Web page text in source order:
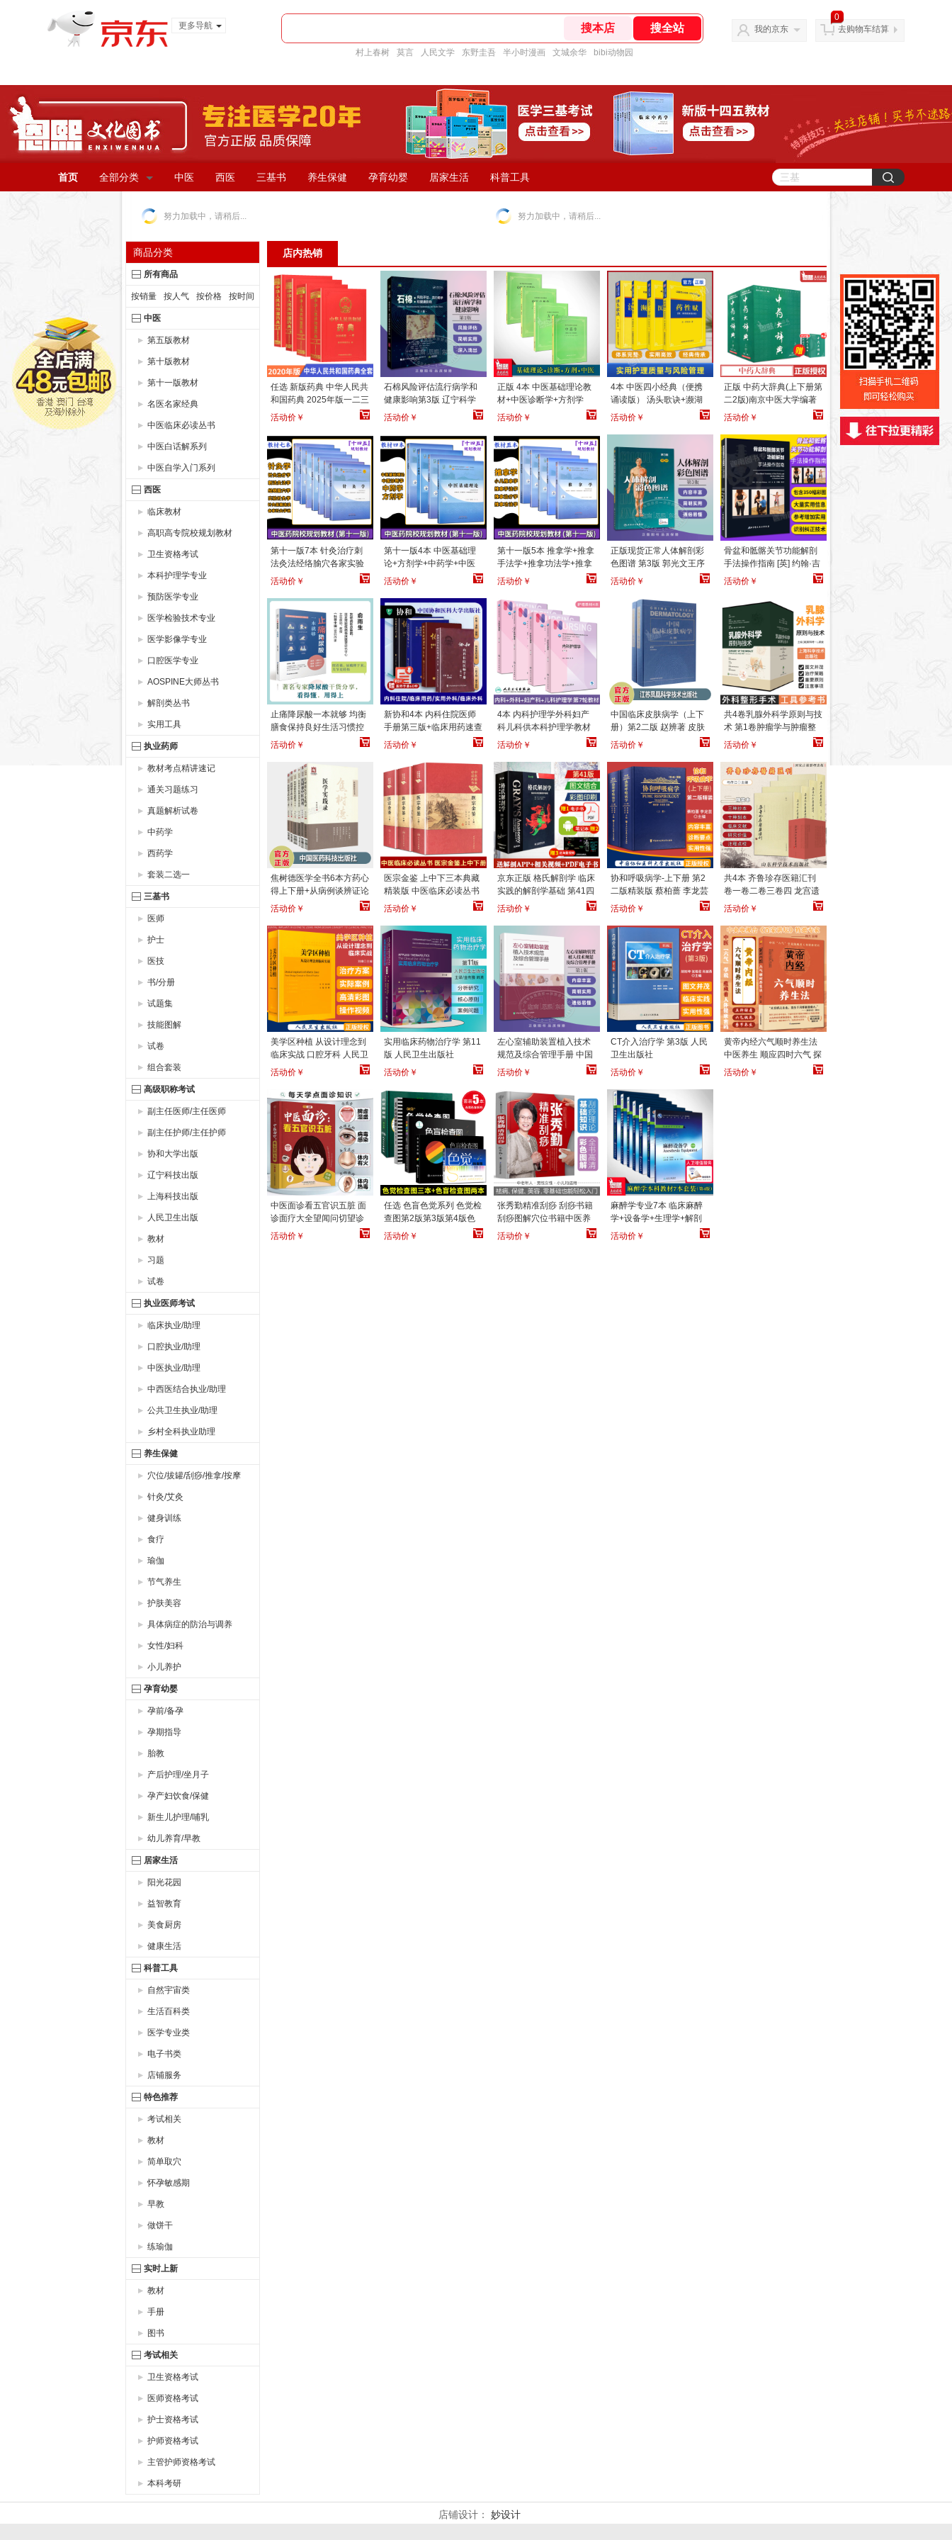
更多导航
村上春树 莫言 人民文学 东野圭吾 半小时漫画 文城余华 bibi动物园
我的京东
0
去购物车结算
首页 全部分类 中医 西医 三基书 养生保健 孕育幼婴 居家生活 科普工具
努力加载中，请稍后...
商品分类
所有商品
按销量 按人气 按价格 按时间
中医
第五版教材
第十版教材
第十一版教材
名医名家经典
中医临床必读丛书
中医白话解系列
中医自学入门系列
西医
临床教材
高职高专院校规划教材
卫生资格考试
本科护理学专业
预防医学专业
医学检验技术专业
医学影像学专业
口腔医学专业
AOSPINE大师丛书
解剖类丛书
实用工具
执业药师
教材考点精讲速记
通关习题练习
真题解析试卷
中药学
西药学
套装二选一
三基书
医师
护士
医技
书/分册
试题集
技能图解
试卷
组合套装
高级职称考试
副主任医师/主任医师
副主任护师/主任护师
协和大学出版
辽宁科技出版
上海科技出版
人民卫生出版
教材
习题
试卷
执业医师考试
临床执业/助理
口腔执业/助理
中医执业/助理
中西医结合执业/助理
公共卫生执业/助理
乡村全科执业助理
养生保健
穴位/拔罐/刮痧/推拿/按摩
针灸/艾灸
健身训练
食疗
瑜伽
节气养生
护肤美容
具体病症的防治与调养
女性/妇科
小儿养护
孕育幼婴
孕前/备孕
孕期指导
胎教
产后护理/坐月子
孕产妇饮食/保健
新生儿护理/哺乳
幼儿养育/早教
居家生活
阳光花园
益智教育
美食厨房
健康生活
科普工具
自然宇宙类
生活百科类
医学专业类
电子书类
店铺服务
特色推荐
考试相关
教材
简单取穴
怀孕敏感期
早教
做饼干
练瑜伽
实时上新
教材
手册
图书
考试相关
卫生资格考试
医师资格考试
护士资格考试
护师资格考试
主管护师资格考试
本科考研
努力加载中，请稍后...
店内热销
任选 新版药典 中华人民共
和国药典 2025年版一二三
四部 中国药典1234部 国
技出版社 全套药典2020年
版
活动价￥
石棉风险评估流行病学和
健康影响第3版 辽宁科学
技术出版社
活动价￥
正版 4本 中医基础理论教
材+中医诊断学+方剂学
+中药学 第5五版 供中医中
活动价￥
4本 中医四小经典（便携
诵读版） 汤头歌诀+濒湖
脉学+药性赋+医学三字经
活动价￥
正版 中药大辞典(上下册第
二2版)南京中医大学编著
上海科学技术出版社 中药
活动价￥
第十一版7本 针灸治疗刺
法灸法经络腧穴各家实验
针灸医籍选读 第十一版新
材
活动价￥
第十一版4本 中医基础理
论+方剂学+中药学+中医
诊断学 第十版新世纪第五
医药
活动价￥
第十一版5本 推拿学+推拿
手法学+推拿功法学+推拿
治疗学+小儿推拿学 第十
规划
活动价￥
正版现货正常人体解剖彩
色图谱 第3版 郭光文王序
图文解析解剖教学彩色图
剖彩色图谱第3版
活动价￥
骨盆和骶髂关节功能解剖
手法操作指南 [英] 约翰·吉
本斯 著 解剖学彩色图谱正
活动价￥
止痛降尿酸一本就够 均衡
膳食保持良好生活习惯控
制体重科学运动适量喝苏
学技术出版社
活动价￥
新协和4本 内科住院医师
手册第三版+临床用药速查
手册第2版+协和临床外科
（第3版） 便携袖珍住院
医师常备案头参考
活动价￥
4本 内科护理学外科妇产
科儿科供本科护理学教材
第七7版 卫生健康委员会
教材第七轮 人民卫生出版
社
活动价￥
中国临床皮肤病学（上下
册）第2二版 赵辨著 皮肤
科医生工具书考博教材用
活动价￥
共4卷乳腺外科学原则与技
术 第1卷肿瘤学与肿瘤整
形外科第2卷乳房重建第3
悬吊术第4卷隆胸术与乳房
成形术 上海科学技术出版
活动价￥
焦树德医学全书6本方药心
得上下册+从病例谈辨证论
治+医学实践录+中医内科
活动价￥
医宗金鉴 上中下三本典藏
精装版 中医临床必读丛书
全套书籍 清吴谦 编 郑金
活动价￥
京东正版 格氏解剖学 临床
实践的解剖学基础 第41四
十一版 解剖学实用工具 山
活动价￥
协和呼吸病学-上下册 第2
二版精装版 蔡柏蔷 李龙芸
主编 中国协和医科大学
活动价￥
共4本 齐鲁珍存医籍汇刊
卷一卷二卷三卷四 龙宫遗
秘摘验良方便易良方叶真
科学技术出版社
活动价￥
美学区种植 从设计理念到
临床实战 口腔牙科 人民卫
生出版社
活动价￥
实用临床药物治疗学 第11
版 人民卫生出版社
活动价￥
左心室辅助装置植入技术
规范及综合管理手册 中国
协和协和医科大学出版社
活动价￥
CT介入治疗学 第3版 人民
卫生出版社
活动价￥
黄帝内经六气顺时养生法
中医养生 顺应四时六气 探
寻无疾到天年的秘诀 中医
活动价￥
中医面诊看五官识五脏 面
诊面疗大全望闻问切望诊
与舌诊辩证图解断病中医
活动价￥
任选 色盲色觉系列 色觉检
查图第2版第3版第4版色
盲检查图第五版第6版 驾
活动价￥
张秀勤精准刮痧 刮痧书籍
刮痧图解穴位书籍中医养
生养生书籍人体穴位经络
活动价￥
麻醉学专业7本 临床麻醉
学+设备学+生理学+解剖
学+药理学+疼痛诊疗学
活动价￥
店铺设计： 妙设计